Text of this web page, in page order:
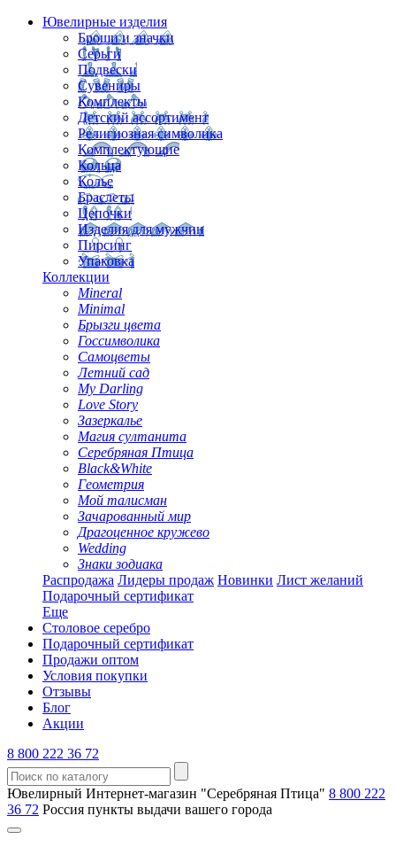
Ювелирные изделия
Броши и значки
Серьги
Подвески
Сувениры
Комплекты
Детский ассортимент
Религиозная символика
Комплектующие
Кольца
Колье
Браслеты
Цепочки
Изделия для мужчин
Пирсинг
Упаковка
Коллекции
Mineral
Minimal
Брызги цвета
Госсимволика
Самоцветы
Летний сад
My Darling
Love Story
Зазеркалье
Магия султанита
Серебряная Птица
Black&White
Геометрия
Мой талисман
Зачарованный мир
Драгоценное кружево
Wedding
Знаки зодиака
Распродажа Лидеры продаж Новинки Лист желаний
Подарочный сертификат
Еще
Столовое серебро
Подарочный сертификат
Продажи оптом
Условия покупки
Отзывы
Блог
Акции
8 800 222 36 72
Ювелирный Интернет-магазин "Серебряная Птица" 8 800 222
36 72 Россия пункты выдачи вашего города